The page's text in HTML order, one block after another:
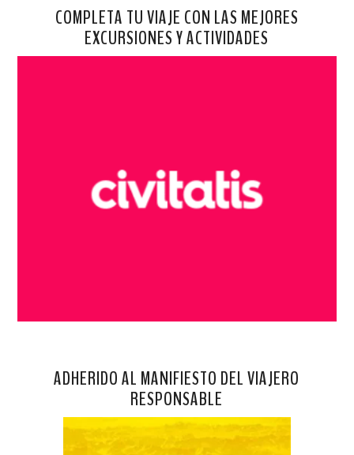
COMPLETA TU VIAJE CON LAS MEJORES
EXCURSIONES Y ACTIVIDADES
ADHERIDO AL MANIFIESTO DEL VIAJERO
RESPONSABLE